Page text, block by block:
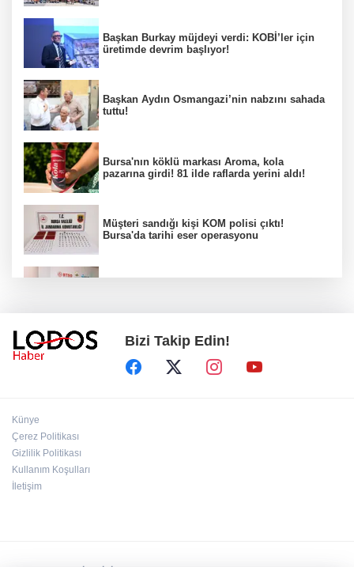
Başkan Burkay müjdeyi verdi: KOBİ’ler için
üretimde devrim başlıyor!
Başkan Aydın Osmangazi’nin nabzını sahada
tuttu!
Bursa'nın köklü markası Aroma, kola
pazarına girdi! 81 ilde raflarda yerini aldı!
Müşteri sandığı kişi KOM polisi çıktı!
Bursa'da tarihi eser operasyonu
Yıldırım Belediyesi'nden uluslararası
geleceğe taşınacak!
Bizi Takip Edin!
Künye
Çerez Politikası
Gizlilik Politikası
Kullanım Koşulları
İletişim